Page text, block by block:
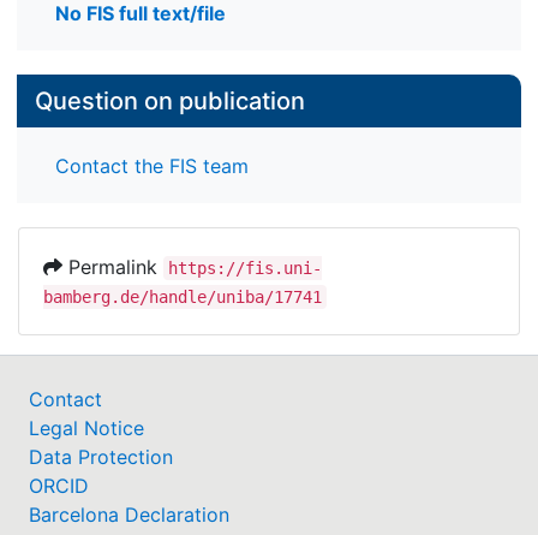
No FIS full text/file
Question on publication
Contact the FIS team
Permalink
https://fis.uni-
bamberg.de/handle/uniba/17741
Contact
Legal Notice
Data Protection
ORCID
Barcelona Declaration